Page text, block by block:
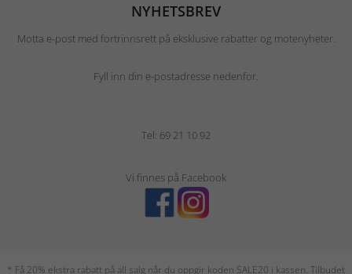
NYHETSBREV
Motta e-post med fortrinnsrett på eksklusive rabatter og motenyheter.
Fyll inn din e-postadresse nedenfor.
Tel: 69 21 10 92
Vi finnes på Facebook
* Få 20% ekstra rabatt på all salg når du oppgir koden SALE20 i kassen. Tilbudet